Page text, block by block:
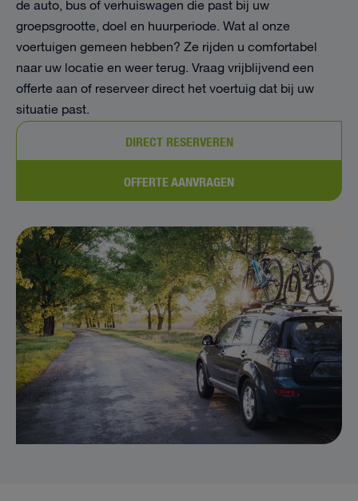
de auto, bus of verhuiswagen die past bij uw
groepsgrootte, doel en huurperiode. Wat al onze
voertuigen gemeen hebben? Ze rijden u comfortabel
naar uw locatie en weer terug. Vraag vrijblijvend een
offerte aan of reserveer direct het voertuig dat bij uw
situatie past.
DIRECT RESERVEREN
OFFERTE AANVRAGEN